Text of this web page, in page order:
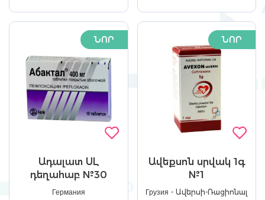
ՆՈՐ
Ադալատ ՍԼ
դեղահաբ №30
Германия
ՆՈՐ
Ավեքսոն սրվակ 1գ
№1
Грузия - Ավերսի-Ռացիոնալ